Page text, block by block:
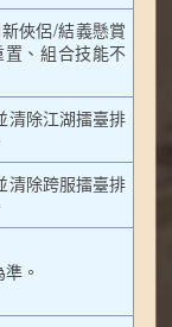
俠侶/結義懸賞
、組合技能不
清除江湖擂臺排
清除跨服擂臺排
。